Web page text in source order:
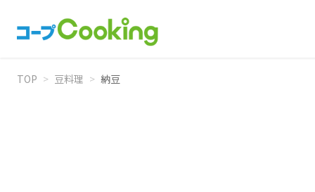
TOP > 豆料理 > 納豆